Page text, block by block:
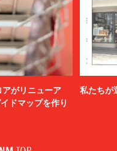
がリニューア
ドマップを作り
私たちが